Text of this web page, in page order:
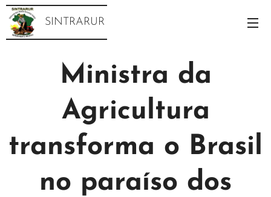
SINTRARUR
Ministra da
Agricultura
transforma o Brasil
no paraíso dos